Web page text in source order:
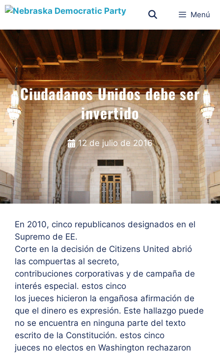
Menú
Ciudadanos Unidos debe ser
invertido
12 de julio de 2016
En 2010, cinco republicanos designados en el
Supremo de EE.
Corte en la decisión de Citizens United abrió
las compuertas al secreto,
contribuciones corporativas y de campaña de
interés especial. estos cinco
los jueces hicieron la engañosa afirmación de
que el dinero es expresión. Este hallazgo puede
no se encuentra en ninguna parte del texto
escrito de la Constitución. estos cinco
jueces no electos en Washington rechazaron